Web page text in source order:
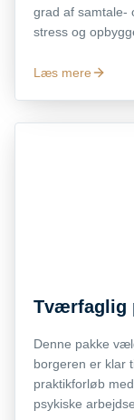
grad af samtale-
stress og
Læs mere
Tværfaglig
Denne pakke
borgeren er klar
praktikforløb
psykiske